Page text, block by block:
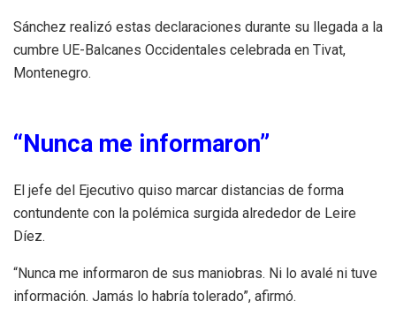
Sánchez realizó estas declaraciones durante su llegada a la
cumbre UE-Balcanes Occidentales celebrada en Tivat,
Montenegro.
“Nunca me informaron”
El jefe del Ejecutivo quiso marcar distancias de forma
contundente con la polémica surgida alrededor de Leire
Díez.
“Nunca me informaron de sus maniobras. Ni lo avalé ni tuve
información. Jamás lo habría tolerado”, afirmó.